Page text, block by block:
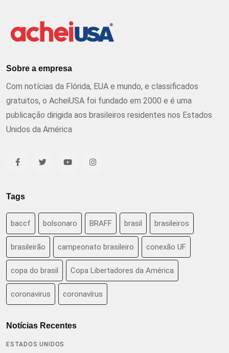
Sobre a empresa
Com notícias da Flórida, EUA e mundo, e classificados
gratuitos, o AcheiUSA foi fundado em 2000 e é uma
publicação dirigida aos brasileiros residentes nos Estados
Unidos da América
Tags
baccf bolsonaro BRAFF brasil brasileiros
brasileirão campeonato brasileiro conexão UF
copa do brasil Copa Libertadores da América
coronavirus coronavírus
Notícias Recentes
ESTADOS UNIDOS